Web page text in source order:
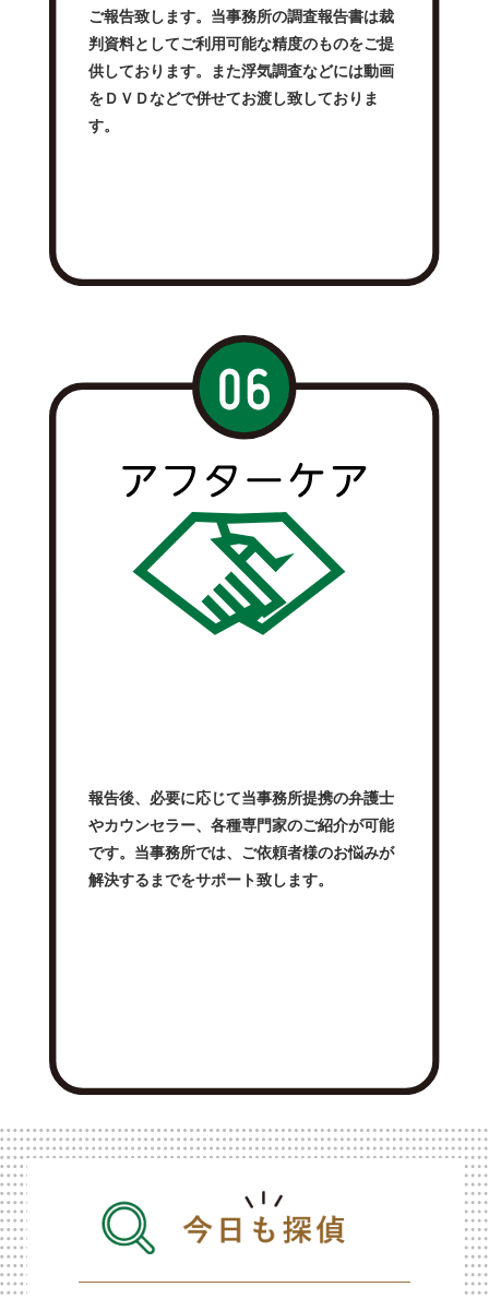
ご報告致します。当事務所の調査報告書は裁
判資料としてご利用可能な精度のものをご提
供しております。また浮気調査などには動画
をＤＶＤなどで併せてお渡し致しておりま
す。
報告後、必要に応じて当事務所提携の弁護士
やカウンセラー、各種専門家のご紹介が可能
です。当事務所では、ご依頼者様のお悩みが
解決するまでをサポート致します。